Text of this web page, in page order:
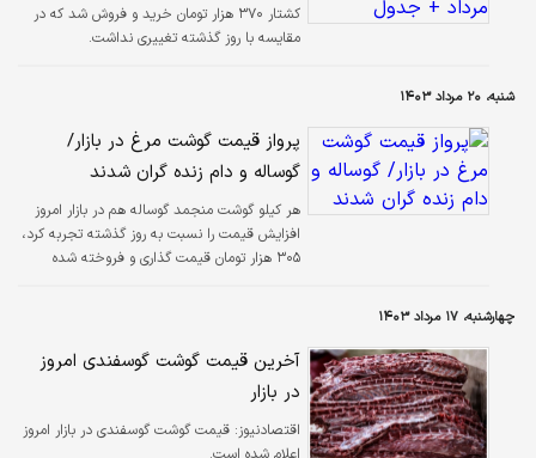
کشتار ۳۷۰ هزار تومان خرید و فروش شد که در
مقایسه با روز گذشته تغییری نداشت.
شنبه، ۲۰ مرداد ۱۴۰۳
پرواز قیمت گوشت مرغ در بازار/
گوساله و دام زنده گران شدند
هر کیلو گوشت منجمد گوساله هم در بازار امروز
افزایش قیمت را نسبت به روز گذشته تجربه کرد،
۳۰۵ هزار تومان قیمت گذاری و فروخته شده
چهارشنبه، ۱۷ مرداد ۱۴۰۳
آخرین قیمت گوشت گوسفندی امروز
در بازار
اقتصادنیوز: قیمت گوشت گوسفندی در بازار امروز